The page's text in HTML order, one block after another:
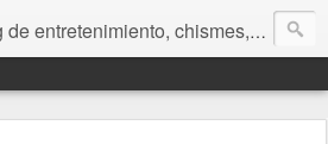
chismes, humor, farándula, curiosidades, ovnis, noticias calientes, fotos, videos, paranormal y ¡más!